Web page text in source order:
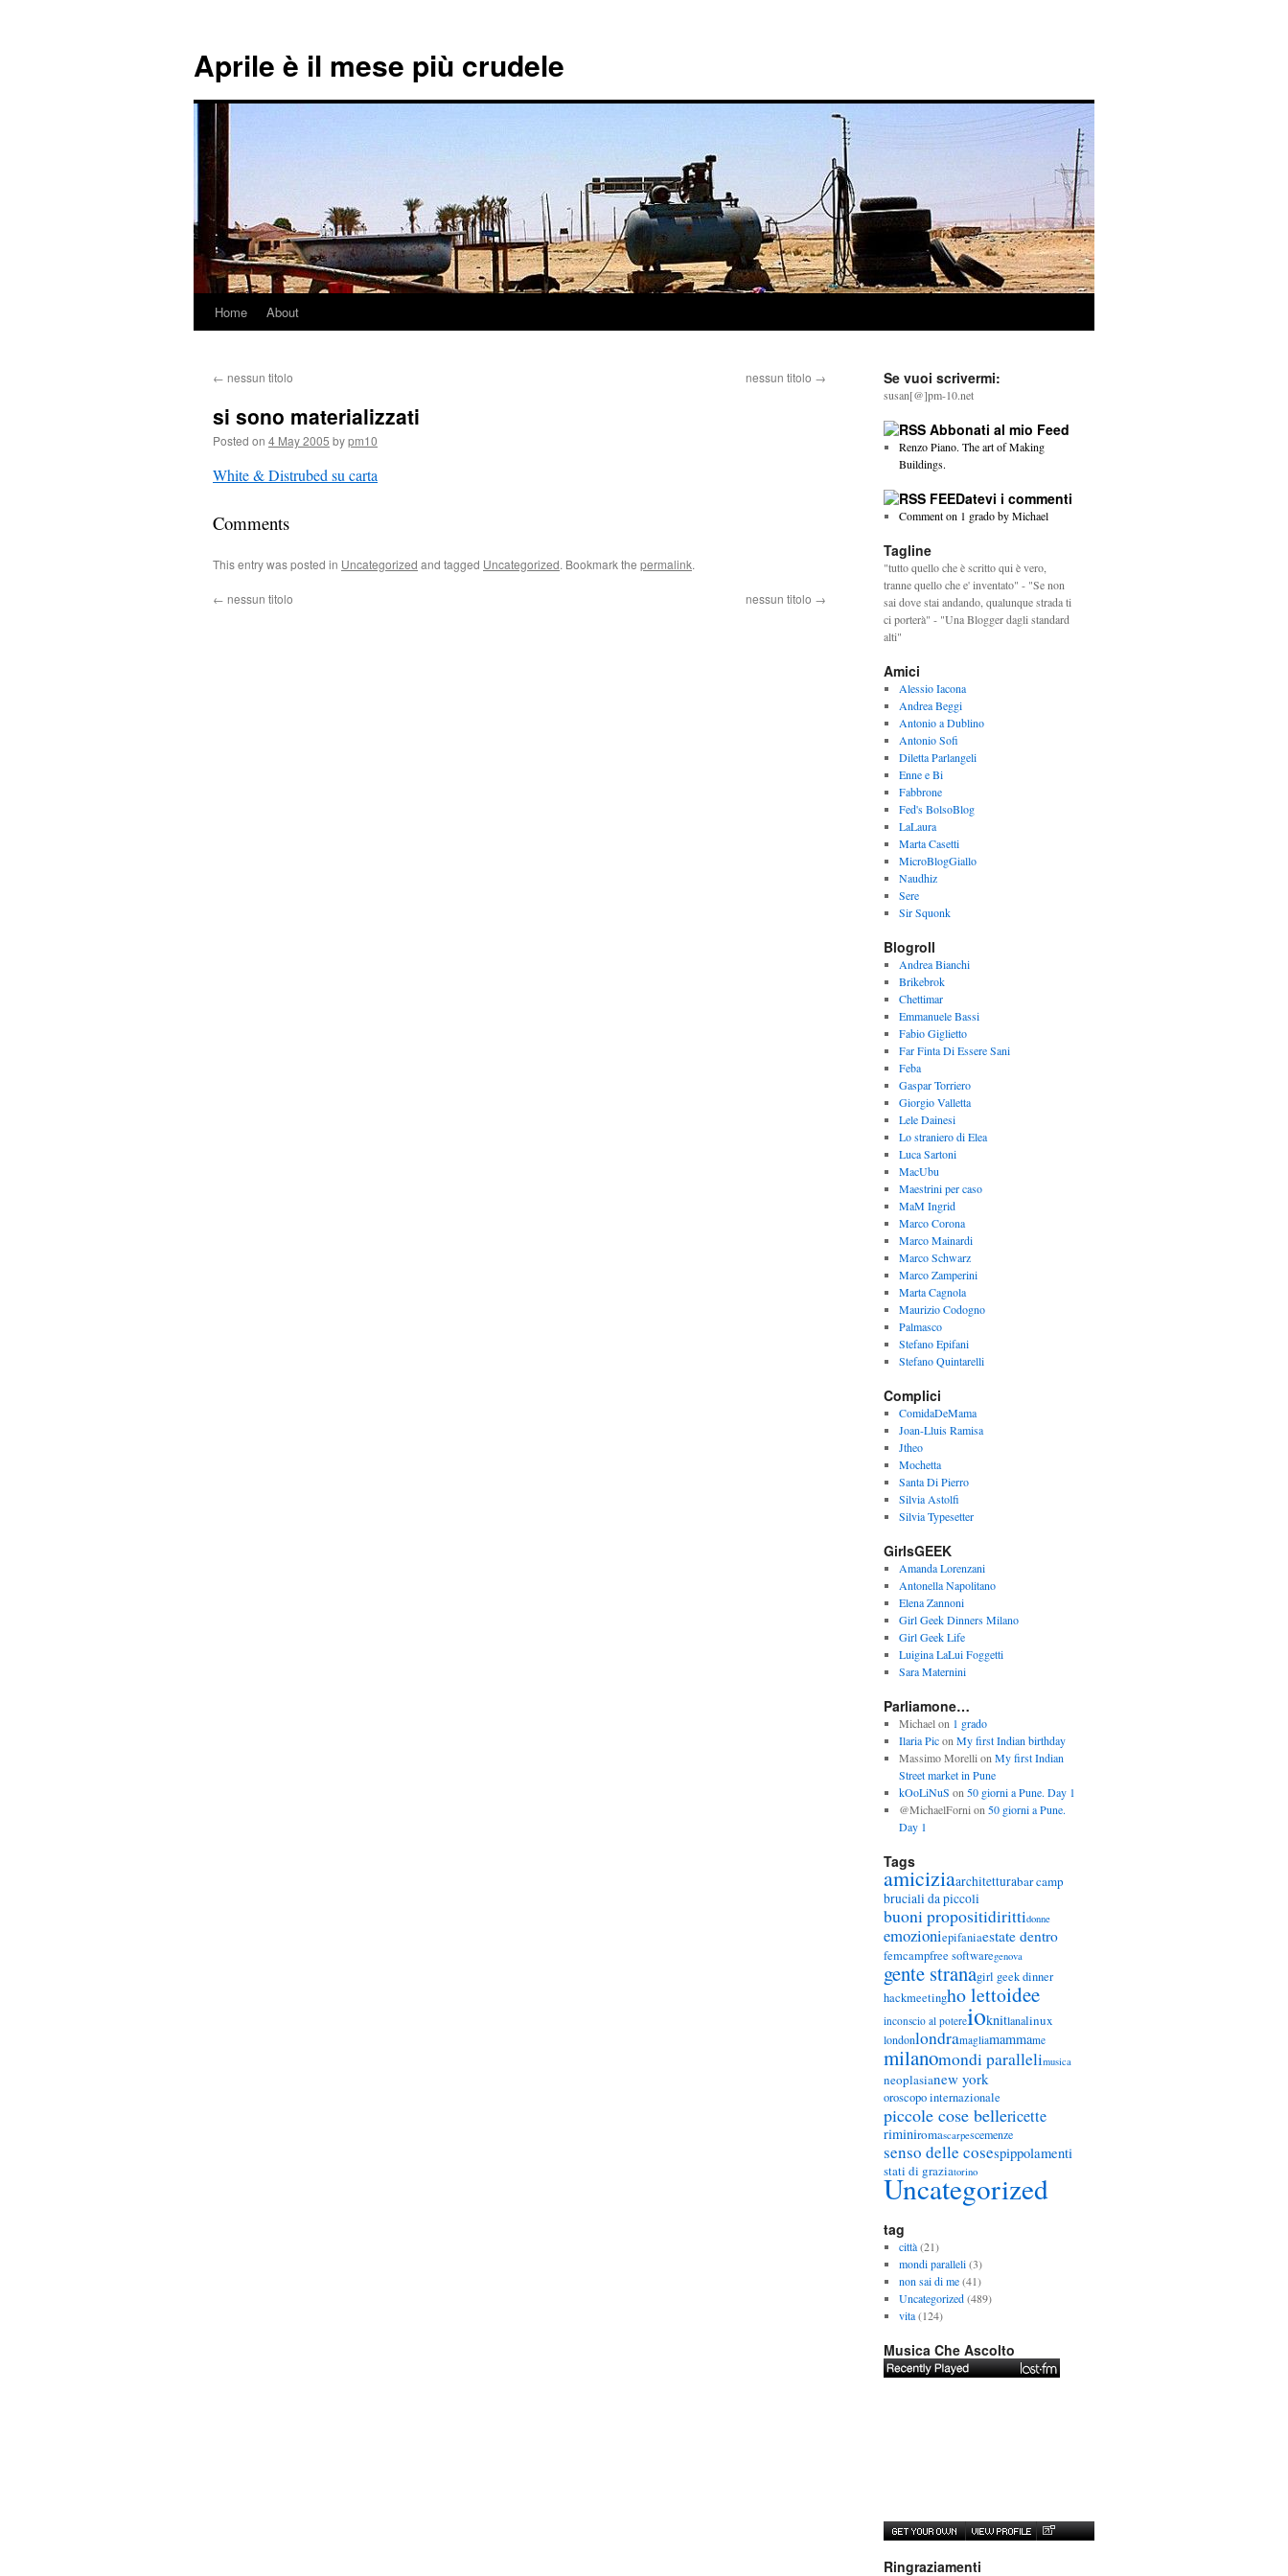
Aprile è il mese più crudele
Skip
content
Home About
← nessun titolo nessun titolo →
si sono materializzati
Posted on 4 May 2005 bypm10
White & Distrubed su carta
Comments
This entry was posted in Uncategorized and tagged Uncategorized. Bookmark the permalink.
← nessun titolo nessun titolo →
Se vuoi scrivermi:
susan[@]pm-10.net
Abbonati al mio Feed
Renzo Piano. The art of Making
Buildings.
FEEDatevi i commenti
Comment on 1 grado by Michael
Tagline
"tutto quello che è scritto qui è vero,
tranne quello che e' inventato" - "Se non
sai dove stai andando, qualunque strada ti
ci porterà" - "Una Blogger dagli standard
alti"
Amici
Alessio Iacona
Andrea Beggi
Antonio a Dublino
Antonio Sofi
Diletta Parlangeli
Enne e Bi
Fabbrone
Fed's BolsoBlog
LaLaura
Marta Casetti
MicroBlogGiallo
Naudhiz
Sere
Sir Squonk
Blogroll
Andrea Bianchi
Brikebrok
Chettimar
Emmanuele Bassi
Fabio Giglietto
Far Finta Di Essere Sani
Feba
Gaspar Torriero
Giorgio Valletta
Lele Dainesi
Lo straniero di Elea
Luca Sartoni
MacUbu
Maestrini per caso
MaM Ingrid
Marco Corona
Marco Mainardi
Marco Schwarz
Marco Zamperini
Marta Cagnola
Maurizio Codogno
Palmasco
Stefano Epifani
Stefano Quintarelli
Complici
ComidaDeMama
Joan-Lluis Ramisa
Jtheo
Mochetta
Santa Di Pierro
Silvia Astolfi
Silvia Typesetter
GirlsGEEK
Amanda Lorenzani
Antonella Napolitano
Elena Zannoni
Girl Geek Dinners Milano
Girl Geek Life
Luigina LaLui Foggetti
Sara Maternini
Parliamone…
Michaelon 1 grado
Ilaria Picon My first Indian birthday
Massimo Morelli on My first Indian
Street market in Pune
kOoLiNuS on 50 giorni a Pune. Day 1
@MichaelForni on 50 giorni a Pune.
Day 1
Tags
amiciziaarchitetturabar camp
bruciali da piccoli
buoni propositidirittidonne
emozioniepifaniaestate dentro
femcampfree softwaregenova
gente stranagirl geek dinner
hackmeetingho lettoidee
inconscio al potereioknitlanalinux
londonlondramagliamammame
milanomondi parallelimusica
neoplasianew york
oroscopo internazionale
piccole cose bellericette
riminiromascarpescemenze
senso delle cosespippolamenti
stati di graziatorino
Uncategorized
tag
città(21)
mondi paralleli(3)
non sai di me(41)
Uncategorized(489)
vita(124)
Musica Che Ascolto
Ringraziamenti